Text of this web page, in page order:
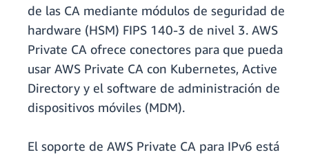
de las CA mediante módulos de seguridad de
hardware (HSM) FIPS 140-3 de nivel 3. AWS
Private CA ofrece conectores para que pueda
usar AWS Private CA con Kubernetes, Active
Directory y el software de administración de
dispositivos móviles (MDM).
El soporte de AWS Private CA para IPv6 está